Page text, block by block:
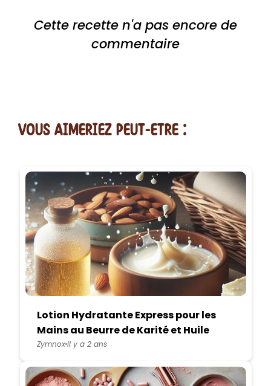
Cette recette n'a pas encore de
commentaire
vous AIMERiEZ PEUT-ETRE :
Lotion Hydratante Express pour les
Mains au Beurre de Karité et Huile
d'Amande Douce
ZymnoxIl y a 2 ans